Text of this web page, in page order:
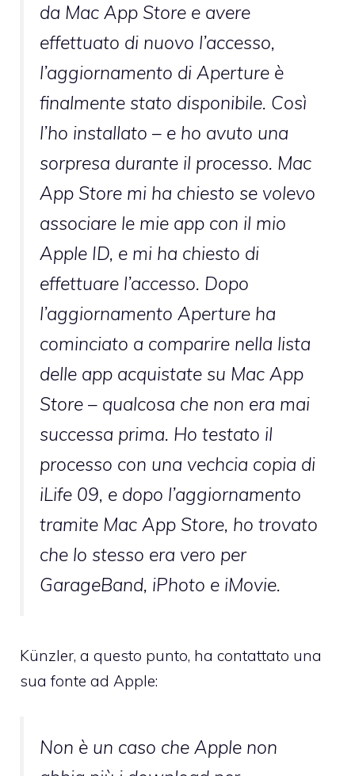
da Mac App Store e avere
effettuato di nuovo l’accesso,
l’aggiornamento di Aperture è
finalmente stato disponibile. Così
l’ho installato – e ho avuto una
sorpresa durante il processo. Mac
App Store mi ha chiesto se volevo
associare le mie app con il mio
Apple ID, e mi ha chiesto di
effettuare l’accesso. Dopo
l’aggiornamento Aperture ha
cominciato a comparire nella lista
delle app acquistate su Mac App
Store – qualcosa che non era mai
successa prima. Ho testato il
processo con una vechcia copia di
iLife 09, e dopo l’aggiornamento
tramite Mac App Store, ho trovato
che lo stesso era vero per
GarageBand, iPhoto e iMovie.
Künzler, a questo punto, ha contattato una
sua fonte ad Apple:
Non è un caso che Apple non